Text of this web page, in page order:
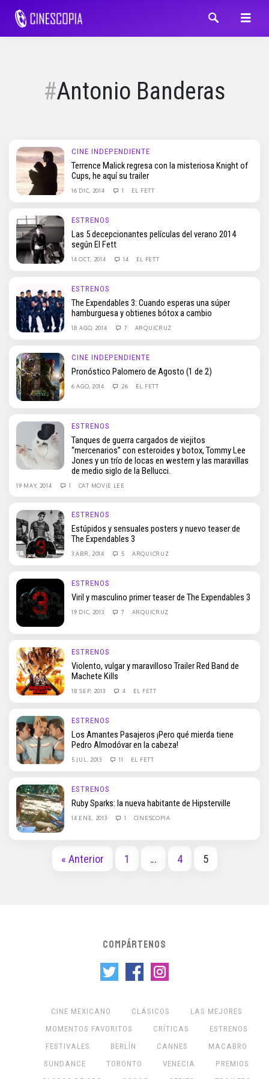
Antonio Banderas
CINE INDEPENDIENTE
Terrence Malick regresa con la misteriosa Knight of
Cups, he aquí su trailer
16 DIC, 2014 1 EL FETT
ESTRENOS
Las 5 decepcionantes películas del verano 2014
según El Fett
14 OCT, 2014 14 EL FETT
ESTRENOS
The Expendables 3: Cuando esperas una súper
hamburguesa y obtienes bótox a cambio
18 AGO, 2014 7 ARQUICRUZ
CINE INDEPENDIENTE
Pronóstico Palomero de Agosto (1 de 2)
6 AGO, 2014 26 EL FETT
ESTRENOS
Tanques de guerra cargados de viejitos
“mercenarios” con esteroides y botox, Tommy Lee
Jones y un trío de locas en western y las maravillas
de medio siglo de la Bellucci.
19 MAY, 2014 1 CAT MOVIE LEE
ESTRENOS
Estúpidos y sensuales posters y nuevo teaser de
The Expendables 3
3 ABR, 2014 5 ARQUICRUZ
ESTRENOS
Viril y masculino primer teaser de The Expendables 3
19 DIC, 2013 7 ARQUICRUZ
ESTRENOS
Violento, vulgar y maravilloso Trailer Red Band de
Machete Kills
18 SEP, 2013 4 EL FETT
ESTRENOS
Los Amantes Pasajeros ¡Pero qué mierda tiene
Pedro Almodóvar en la cabeza!
5 JUL, 2013 11 EL FETT
ESTRENOS
Ruby Sparks: la nueva habitante de Hipsterville
14 ENE, 2013 1 CINESCOPIA
« Anterior 1 … 4 5
COMPÁRTENOS
CINE MEXICANO CLÁSICOS
LAS MEJORES
MOMENTOS FAVORITOS
CRÍTICAS
ESTRENOS
FESTIVALES
BERLÍN CANNES
MACABRO
SUNDANCE
TORONTO VENECIA
PREMIOS